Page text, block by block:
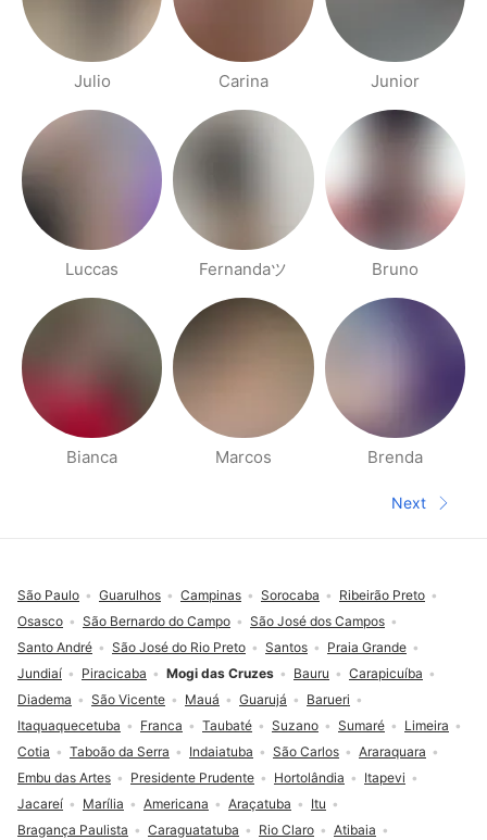
Julio Carina Junior
Luccas Fernandaツ Bruno
Bianca Marcos Brenda
Next
Next
São Paulo Guarulhos Campinas Sorocaba
Ribeirão Preto
Osasco
São Bernardo do Campo
São José dos Campos
Santo André
São José do Rio Preto Santos
Praia Grande
Jundiaí
Piracicaba Mogi das Cruzes Bauru
Carapicuíba
Diadema
São Vicente Mauá Guarujá
Barueri
Itaquaquecetuba
Franca Taubaté Suzano Sumaré
Limeira
Cotia
Taboão da Serra Indaiatuba São Carlos
Araraquara
Embu das Artes
Presidente Prudente Hortolândia
Itapevi
Jacareí
Marília Americana Araçatuba
Itu
Bragança Paulista
Caraguatatuba Rio Claro
Atibaia